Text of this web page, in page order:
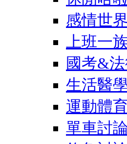
感情世界
上班一
國考&
生活醫
運動體
單車討